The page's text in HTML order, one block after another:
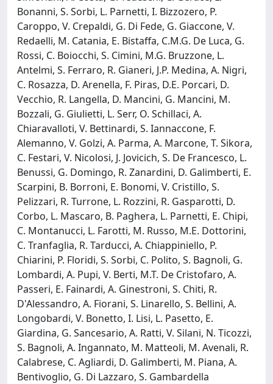
Bonanni, S. Sorbi, L. Parnetti, I. Bizzozero, P.
Caroppo, V. Crepaldi, G. Di Fede, G. Giaccone, V.
Redaelli, M. Catania, E. Bistaffa, C.M.G. De Luca, G.
Rossi, C. Boiocchi, S. Cimini, M.G. Bruzzone, L.
Antelmi, S. Ferraro, R. Gianeri, J.P. Medina, A. Nigri,
C. Rosazza, D. Arenella, F. Piras, D.E. Porcari, D.
Vecchio, R. Langella, D. Mancini, G. Mancini, M.
Bozzali, G. Giulietti, L. Serr, O. Schillaci, A.
Chiaravalloti, V. Bettinardi, S. Iannaccone, F.
Alemanno, V. Golzi, A. Parma, A. Marcone, T. Sikora,
C. Festari, V. Nicolosi, J. Jovicich, S. De Francesco, L.
Benussi, G. Domingo, R. Zanardini, D. Galimberti, E.
Scarpini, B. Borroni, E. Bonomi, V. Cristillo, S.
Pelizzari, R. Turrone, L. Rozzini, R. Gasparotti, D.
Corbo, L. Mascaro, B. Paghera, L. Parnetti, E. Chipi,
C. Montanucci, L. Farotti, M. Russo, M.E. Dottorini,
C. Tranfaglia, R. Tarducci, A. Chiappiniello, P.
Chiarini, P. Floridi, S. Sorbi, C. Polito, S. Bagnoli, G.
Lombardi, A. Pupi, V. Berti, M.T. De Cristofaro, A.
Passeri, E. Fainardi, A. Ginestroni, S. Chiti, R.
D'Alessandro, A. Fiorani, S. Linarello, S. Bellini, A.
Longobardi, V. Bonetto, I. Lisi, L. Pasetto, E.
Giardina, G. Sancesario, A. Ratti, V. Silani, N. Ticozzi,
S. Bagnoli, A. Ingannato, M. Matteoli, M. Avenali, R.
Calabrese, C. Agliardi, D. Galimberti, M. Piana, A.
Bentivoglio, G. Di Lazzaro, S. Gambardella